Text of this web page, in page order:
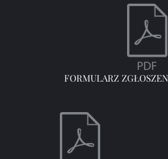
FORMULARZ